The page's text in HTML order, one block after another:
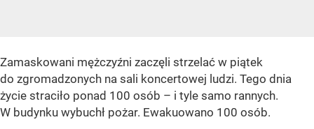
Zamaskowani mężczyźni zaczęli strzelać w piątek
do zgromadzonych na sali koncertowej ludzi. Tego dnia
życie straciło ponad 100 osób – i tyle samo rannych.
W budynku wybuchł pożar. Ewakuowano 100 osób.